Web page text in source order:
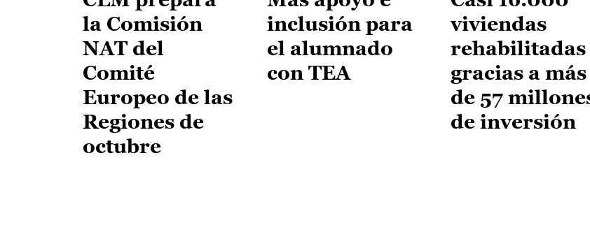
la Comisión
NAT del
Comité
Europeo de las
Regiones de
octubre
inclusión para
el alumnado
con TEA
viviendas
rehabilitadas
gracias a más
de 57
de inversión